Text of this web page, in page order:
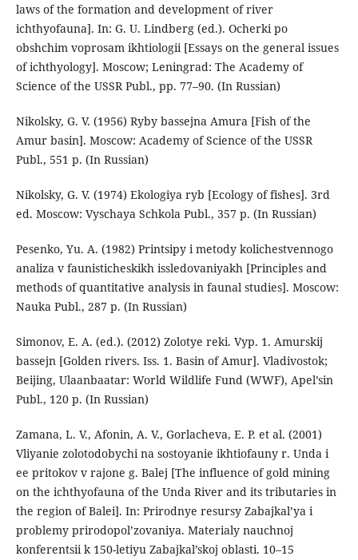
laws of the formation and development of river
ichthyofauna]. In: G. U. Lindberg (ed.). Ocherki po
obshchim voprosam ikhtiologii [Essays on the general issues
of ichthyology]. Moscow; Leningrad: The Academy of
Science of the USSR Publ., pp. 77–90. (In Russian)
Nikolsky, G. V. (1956) Ryby bassejna Amura [Fish of the
Amur basin]. Moscow: Academy of Science of the USSR
Publ., 551 p. (In Russian)
Nikolsky, G. V. (1974) Ekologiya ryb [Ecology of fishes]. 3rd
ed. Moscow: Vyschaya Schkola Publ., 357 p. (In Russian)
Pesenko, Yu. A. (1982) Printsipy i metody kolichestvennogo
analiza v faunisticheskikh issledovaniyakh [Principles and
methods of quantitative analysis in faunal studies]. Moscow:
Nauka Publ., 287 p. (In Russian)
Simonov, E. A. (ed.). (2012) Zolotye reki. Vyp. 1. Amurskij
bassejn [Golden rivers. Iss. 1. Basin of Amur]. Vladivostok;
Beijing, Ulaanbaatar: World Wildlife Fund (WWF), Apel’sin
Publ., 120 p. (In Russian)
Zamana, L. V., Afonin, A. V., Gorlacheva, E. P. et al. (2001)
Vliyanie zolotodobychi na sostoyanie ikhtiofauny r. Unda i
ee pritokov v rajone g. Balej [The influence of gold mining
on the ichthyofauna of the Unda River and its tributaries in
the region of Balei]. In: Prirodnye resursy Zabajkal’ya i
problemy prirodopol’zovaniya. Materialy nauchnoj
konferentsii k 150-letiyu Zabajkal’skoj oblasti. 10–15